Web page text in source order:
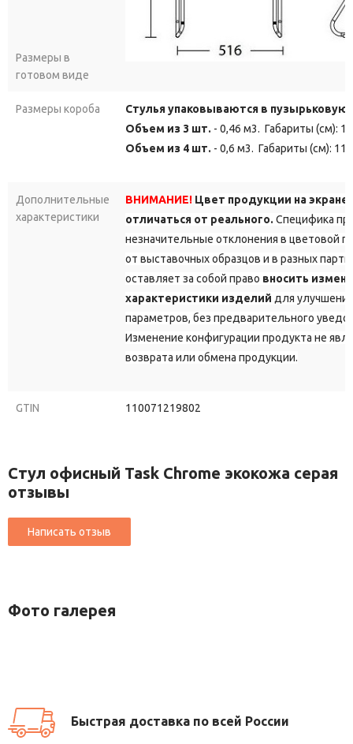
Размеры в
готовом виде
Размеры короба
Стулья упаковываются в пузырьковую
Объем из 3 шт. - 0,46 м3. Габариты (см):
Объем из 4 шт. - 0,6 м3. Габариты (см):
Дополнительные
характеристики
ВНИМАНИЕ! Цвет продукции на
отличаться от реального. Специфика
незначительные отклонения в цветовой
от выставочных образцов и в разных
оставляет за собой право вносить
характеристики изделий для
параметров, без предварительного
Изменение конфигурации продукта не
возврата или обмена продукции.
GTIN 110071219802
Стул офисный Task Chrome экокожа серая
отзывы
Фото галерея
Быстрая доставка по всей России